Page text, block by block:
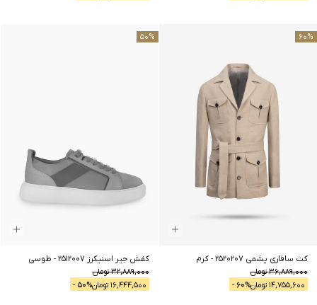
60%
کت سافاری پشمی 2520207 -کرم
36,889,000تومان
14,755,600 تومان 60% -
50%
کفش جیر اسنیکرز 2512007 - طوسی
32,889,000تومان
16,444,500 تومان 50% -